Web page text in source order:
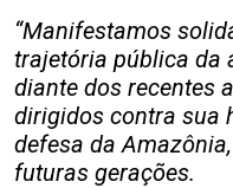
“Manifestamos
trajetória pública da
diante dos recentes
dirigidos contra sua
defesa da
futuras gerações.